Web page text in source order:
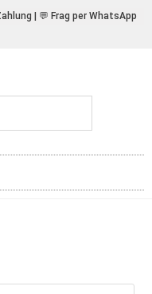
| 💬 Frag per WhatsApp